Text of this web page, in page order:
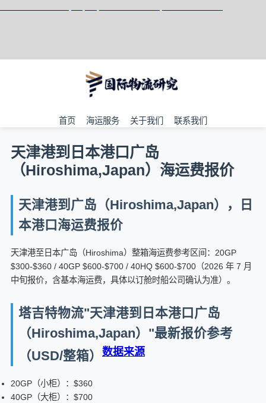
首页 海运服务 关于我们 联系我们
天津港到日本港口广岛
（Hiroshima,Japan）海运费报价
天津港到广岛（Hiroshima,Japan），日
本港口海运费报价
天津港至日本广岛（Hiroshima）整箱海运费参考区间：20GP
$300-$360 / 40GP $600-$700 / 40HQ $600-$700（2026 年 7 月
中旬报价，含基本海运费，具体以订舱时船公司确认为准）。
塔吉特物流"天津港到日本港口广岛
（Hiroshima,Japan）"最新报价参考
（USD/整箱）
数据来源
20GP（小柜）：$360
40GP（大柜）：$700